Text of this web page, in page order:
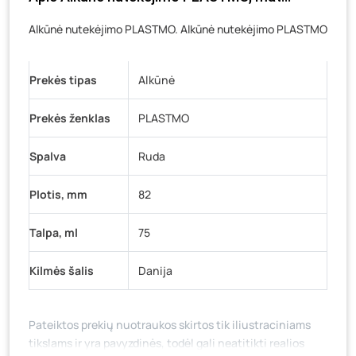
Veteranų g. 11, Visaginas - 0 vienetų
Baravykų g. 1, Druskininkai- 29 vienetai
K. Donelaičio g. 17, Rokiškis
Šaltupės g. 64, Zarasai- 0 vienetų
Alkūnė nutekėjimo PLASTMO. Alkūnė nutekėjimo PLASTMO
Prekės tipas Alkūnė
Prekės ženklas PLASTMO
Spalva Ruda
Plotis, mm 82
Talpa, ml 75
Kilmės šalis Danija
Pateiktos prekių nuotraukos skirtos tik iliustraciniams
tikslams ir yra pavyzdinės, todėl gali neatitikti realios